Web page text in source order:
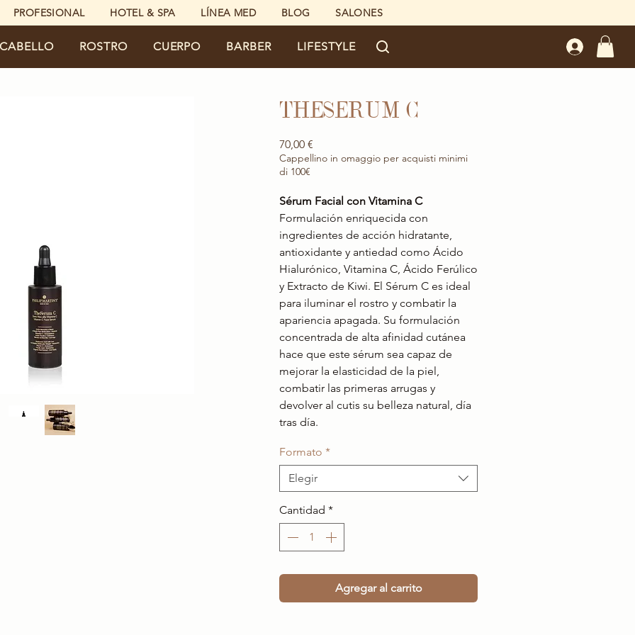
PROFESIONAL HOTEL & SPA LÍNEA MED BLOG SALONES
ROSTRO CUERPO BARBER LIFESTYLE
THESERUM C
70,00 €
Cappellino in omaggio per acquisti minimi
di 100€
Sérum Facial con Vitamina C
Formulación enriquecida con
ingredientes de acción hidratante,
antioxidante y antiedad como Ácido
Hialurónico, Vitamina C, Ácido Ferúlico
y Extracto de Kiwi. El Sérum C es ideal
para iluminar el rostro y combatir la
apariencia apagada. Su formulación
concentrada de alta afinidad cutánea
hace que este sérum sea capaz de
mejorar la elasticidad de la piel,
combatir las primeras arrugas y
devolver al cutis su belleza natural, día
tras día.
Formato *
Elegir
Cantidad *
Agregar al carrito